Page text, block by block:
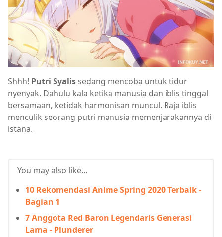
Shhh! Putri Syalis sedang mencoba untuk tidur
nyenyak. Dahulu kala ketika manusia dan iblis tinggal
bersamaan, ketidak harmonisan muncul. Raja iblis
menculik seorang putri manusia memenjarakannya di
istana.
You may also like...
10 Rekomendasi Anime Spring 2020 Terbaik -
Bagian 1
7 Anggota Red Baron Legendaris Generasi
Lama - Plunderer